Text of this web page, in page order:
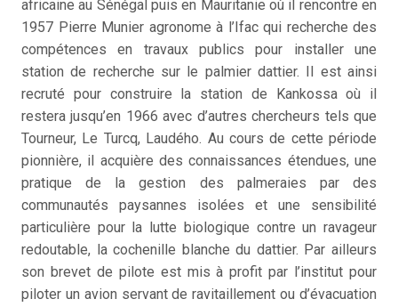
africaine au Sénégal puis en Mauritanie où il rencontre en
1957 Pierre Munier agronome à l’Ifac qui recherche des
compétences en travaux publics pour installer une
station de recherche sur le palmier dattier. Il est ainsi
recruté pour construire la station de Kankossa où il
restera jusqu’en 1966 avec d’autres chercheurs tels que
Tourneur, Le Turcq, Laudého. Au cours de cette période
pionnière, il acquière des connaissances étendues, une
pratique de la gestion des palmeraies par des
communautés paysannes isolées et une sensibilité
particulière pour la lutte biologique contre un ravageur
redoutable, la cochenille blanche du dattier. Par ailleurs
son brevet de pilote est mis à profit par l’institut pour
piloter un avion servant de ravitaillement ou d’évacuation